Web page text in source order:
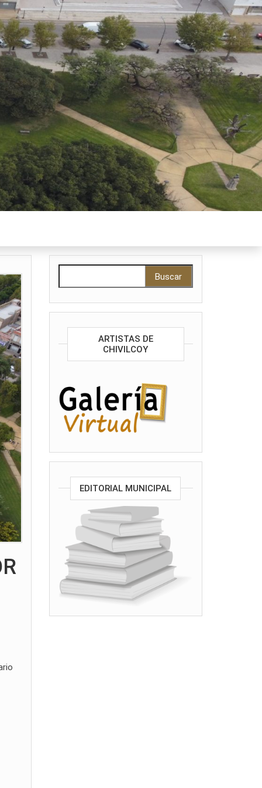
ARTISTAS DE
CHIVILCOY
EDITORIAL MUNICIPAL